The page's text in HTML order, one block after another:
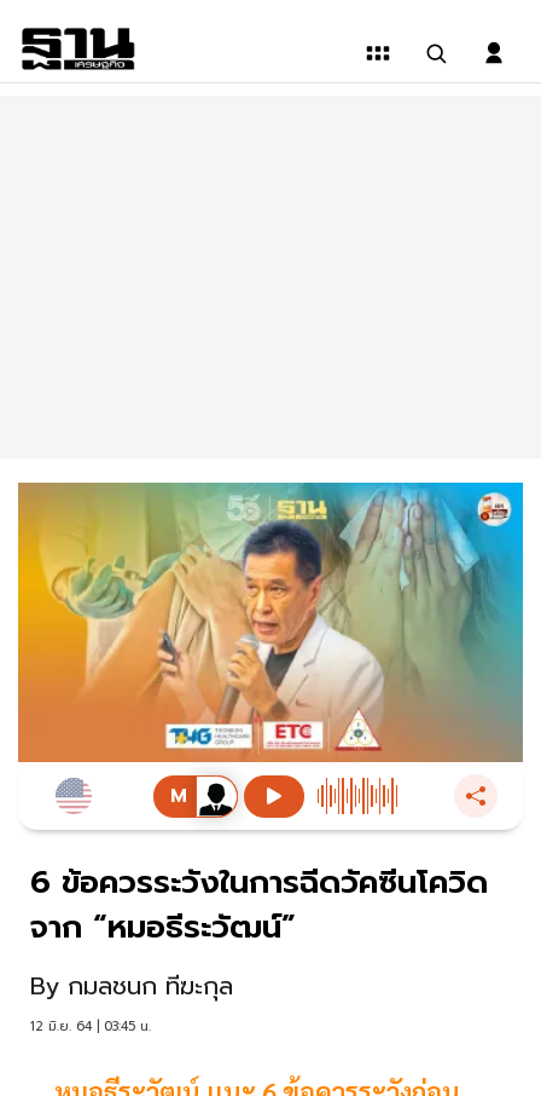
6 ข้อควรระวังในการฉีดวัคซีนโควิด
จาก “หมอธีระวัฒน์”
By กมลชนก ทีฆะกุล
12 มิ.ย. 64 | 03:45 น.